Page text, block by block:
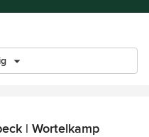
| Wortelkamp